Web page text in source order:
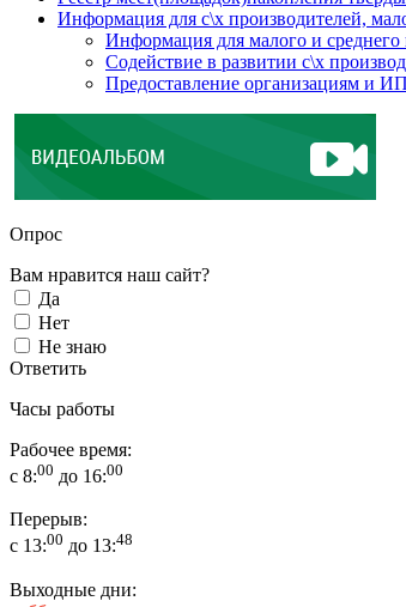
Информация для с\х производителей,
Информация для малого и среднего
Содействие в развитии с\х
Предоставление организациям и
Опрос
Вам нравится наш сайт?
Да
Нет
Не знаю
Ответить
Часы работы
Рабочее время:
с 8:00 до 16:00
Перерыв:
с 13:00 до 13:48
Выходные дни: